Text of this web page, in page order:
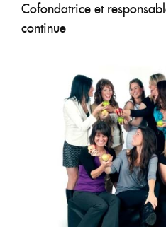
Cofondatrice et
continue